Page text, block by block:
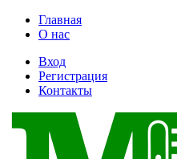
Главная
О нас
Вход
Регистрация
Контакты